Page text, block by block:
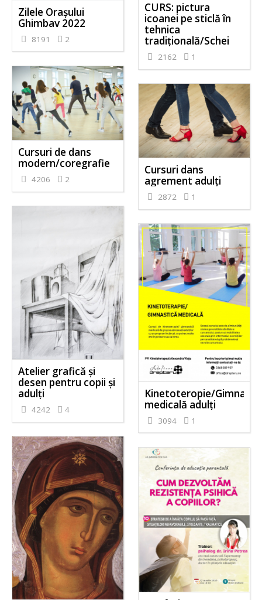
Zilele Orașului
Ghimbav 2022
8191 2
CURS: pictura
icoanei pe sticlă în
tehnica
tradițională/Schei
2162 1
Cursuri de dans
modern/coregrafie
4206 2
Cursuri dans
agrement adulți
2872 1
Atelier grafică și
desen pentru copii și
adulți
4242 4
Kinetoteropie/
medicală adulți
3094 1